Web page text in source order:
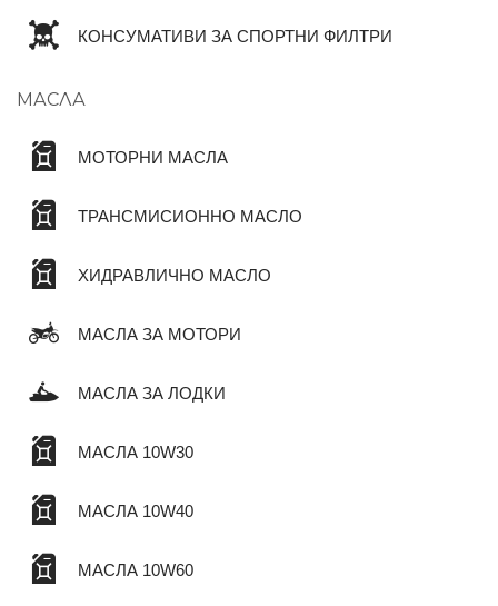
КОНСУМАТИВИ ЗА СПОРТНИ ФИЛТРИ
МАСЛА
МОТОРНИ МАСЛА
ТРАНСМИСИОННО МАСЛО
ХИДРАВЛИЧНО МАСЛО
МАСЛА ЗА МОТОРИ
МАСЛА ЗА ЛОДКИ
МАСЛА 10W30
МАСЛА 10W40
МАСЛА 10W60